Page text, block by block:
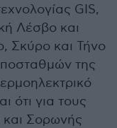
GIS,
Λέσβο και
Σκύρο και Τήνο
της
ότι για τους
Σορωνής